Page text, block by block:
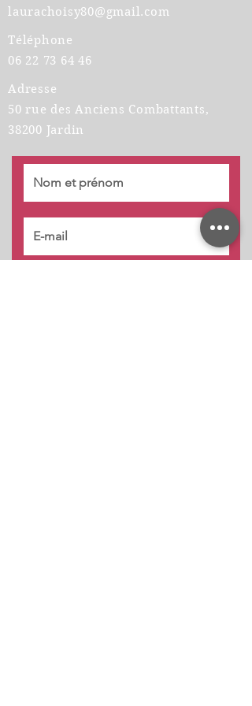
laurachoisy80@gmail.com
Téléphone
06 22 73 64 46
Adresse
50 rue des Anciens Combattants,
38200 Jardin